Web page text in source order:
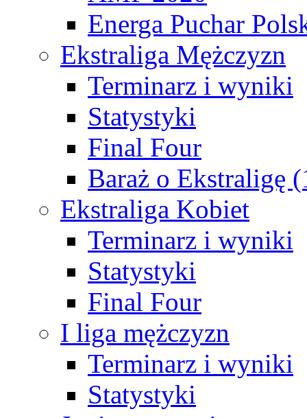
Energa Puchar
Ekstraliga Mężczyzn
Terminarz i wyniki
Statystyki
Final Four
Baraż o Ekstraligę
Ekstraliga Kobiet
Terminarz i wyniki
Statystyki
Final Four
I liga mężczyzn
Terminarz i wyniki
Statystyki